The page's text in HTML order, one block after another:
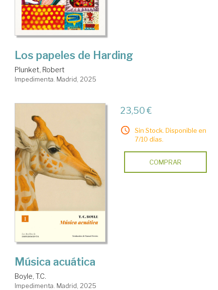
Los papeles de Harding
Plunket, Robert
Impedimenta. Madrid, 2025
23,50 €
Sin Stock. Disponible en
7/10 días.
COMPRAR
Música acuática
Boyle, T.C.
Impedimenta. Madrid, 2025